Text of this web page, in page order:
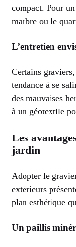
compact. Pour
marbre ou le
L’entretien
Certains
tendance à se
des mauvaises
à un géotextile
Les
jardin
Adopter le
extérieurs
plan esthétique
Un paillis